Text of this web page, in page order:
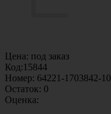
Цена: под заказ
Код:15844
Номер: 64221-1703842-10
Остаток: 0
Оценка: